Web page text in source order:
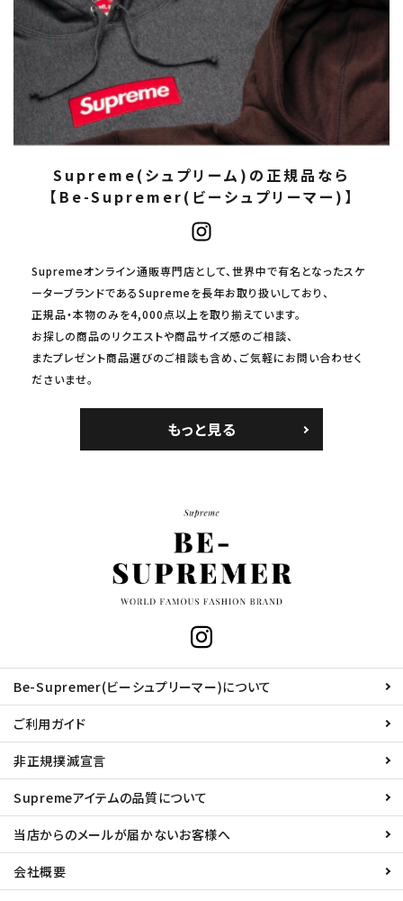
Supreme(シュプリーム)の正規品なら
【Be-Supremer(ビーシュプリーマー)】
Supremeオンライン通販専門店として、世界中で有名となったスケ
ーターブランドであるSupremeを長年お取り扱いしており、
正規品・本物のみを4,000点以上を取り揃えています。
お探しの商品のリクエストや商品サイズ感のご相談、
またプレゼント商品選びのご相談も含め、ご気軽にお問い合わせく
ださいませ。
もっと見る
Be-Supremer(ビーシュプリーマー)について
ご利用ガイド
非正規撲滅宣言
Supremeアイテムの品質について
当店からのメールが届かないお客様へ
会社概要